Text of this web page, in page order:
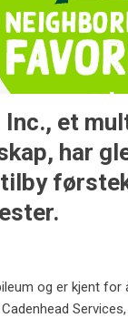
Inc., et
har
og er kjent